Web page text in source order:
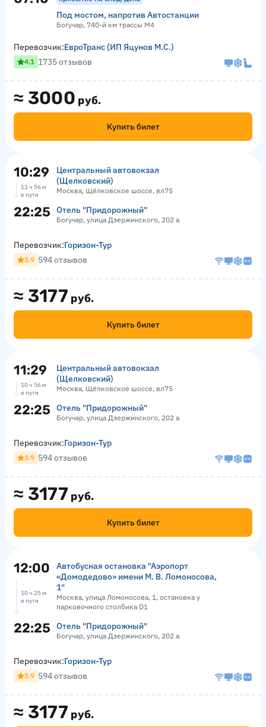
Под мостом, напротив Автостанции
Богучар, 740-й км трассы М4
≈ 3000 руб.
Купить билет
Перевозчик:ЕвроТранс (ИП Яцунов М.С.)
4.1 1735 отзывов
10:29
Центральный автовокзал
(Щелковский)
Москва, Щёлковское шоссе, вл75
11 ч 56 м
в пути
22:25 Отель "Придорожный"
Богучар, улица Дзержинского, 202 а
≈ 3177 руб.
Купить билет
Перевозчик:Горизон-Тур
3.9 594 отзывов
11:29
Центральный автовокзал
(Щелковский)
Москва, Щёлковское шоссе, вл75
10 ч 56 м
в пути
22:25 Отель "Придорожный"
Богучар, улица Дзержинского, 202 а
≈ 3177 руб.
Купить билет
Перевозчик:Горизон-Тур
3.9 594 отзывов
12:00
Автобусная остановка "Аэропорт
«Домодедово» имени М. В. Ломоносова,
1"
Москва, улица Ломоносова, 1, остановка у
парковочного столбика D1
10 ч 25 м
в пути
22:25 Отель "Придорожный"
Богучар, улица Дзержинского, 202 а
≈ 3177 руб.
Перевозчик:Горизон-Тур
3.9 594 отзывов